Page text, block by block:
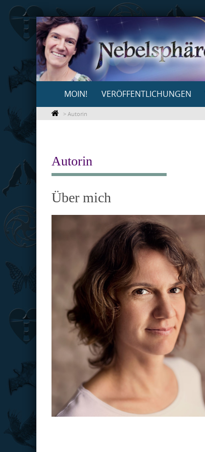
Skip
to
content
content
MOIN! VERÖFFENTLICHUNGEN
> Autorin
Autorin
Über mich